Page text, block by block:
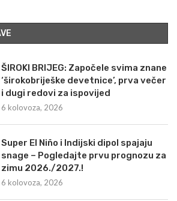
ŠIROKI BRIJEG: Započele svima znane
‘širokobriješke devetnice’, prva večer
i dugi redovi za ispovijed
6 kolovoza, 2026
Super El Niño i Indijski dipol spajaju
snage – Pogledajte prvu prognozu za
zimu 2026./2027.!
6 kolovoza, 2026